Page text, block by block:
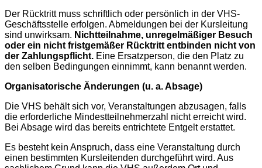
Der Rücktritt muss schriftlich oder persönlich in der VHS-
Geschäftsstelle erfolgen. Abmeldungen bei der Kursleitung
sind unwirksam. Nichtteilnahme, unregelmäßiger Besuch
oder ein nicht fristgemäßer Rücktritt entbinden nicht von
der Zahlungspflicht. Eine Ersatzperson, die den Platz zu
den selben Bedingungen einnimmt, kann benannt werden.
Organisatorische Änderungen (u. a. Absage)
Die VHS behält sich vor, Veranstaltungen abzusagen, falls
die erforderliche Mindestteilnehmerzahl nicht erreicht wird.
Bei Absage wird das bereits entrichtete Entgelt erstattet.
Es besteht kein Anspruch, dass eine Veranstaltung durch
einen bestimmten Kursleitenden durchgeführt wird. Aus